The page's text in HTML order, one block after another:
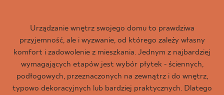
Urządzanie wnętrz swojego domu to prawdziwa
przyjemność, ale i wyzwanie, od którego zależy własny
komfort i zadowolenie z mieszkania. Jednym z najbardziej
wymagających etapów jest wybór płytek - ściennych,
podłogowych, przeznaczonych na zewnątrz i do wnętrz,
typowo dekoracyjnych lub bardziej praktycznych. Dlatego